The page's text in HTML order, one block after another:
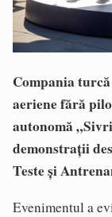
Compania
aeriene fără
autonomă
demonstrații
Teste și
Evenimentul a